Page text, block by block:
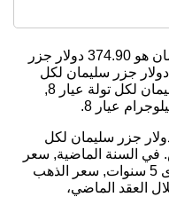
374.90 دولار جزر
دولار جزر سليمان لكل
لكل تولة عيار 8,
عيار 8.
ارتفع سعر الذهب بمقدار 7.74 دولار جزر سليمان لكل
بالأمس. في السنة الماضية, سعر
الذهب ارتفع بمقدار 25.29%. على مدى 5 سنوات, سعر الذهب
الضعف (+151.4%). خلال العقد الماضي،